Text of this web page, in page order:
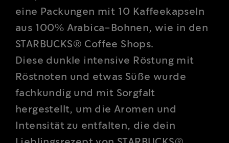
eine Packungen mit 10 Kaffeekapseln
aus 100% Arabica-Bohnen, wie in den
STARBUCKS® Coffee Shops.
Diese dunkle intensive Röstung mit
Röstnoten und etwas Süße wurde
fachkundig und mit Sorgfalt
hergestellt, um die Aromen und
Intensität zu entfalten, die dein
Lieblingsrezept von STARBUCKS®